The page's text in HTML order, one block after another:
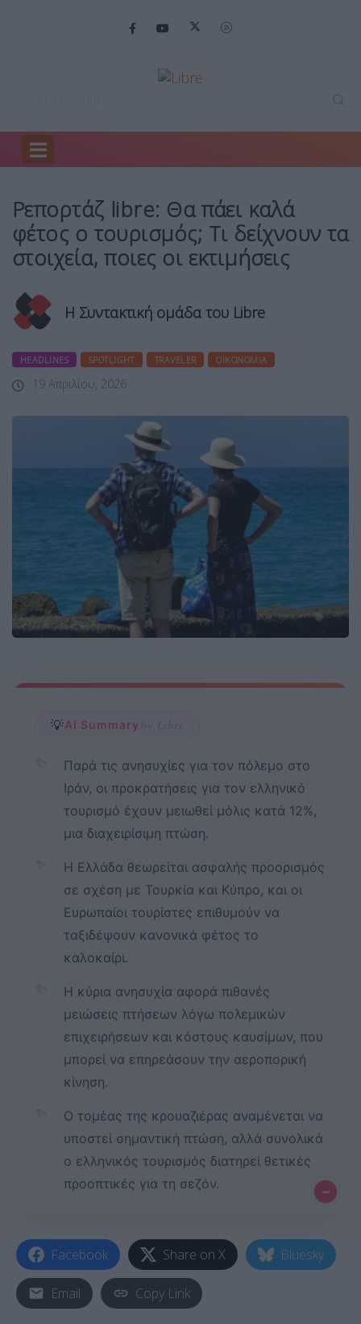
Home
Ρεπορτάζ libre: Θα πάει καλά
φέτος ο τουρισμός; Τι δείχνουν τα
στοιχεία, ποιες οι εκτιμήσεις
Η Συντακτική ομάδα του Libre
HEADLINES SPOTLIGHT TRAVELER ΟΙΚΟΝΟΜΊΑ
19 Απριλίου, 2026
💡AI Summary by Libre
✨
Παρά τις ανησυχίες για τον πόλεμο στο
Ιράν, οι προκρατήσεις για τον ελληνικό
τουρισμό έχουν μειωθεί μόλις κατά 12%,
μια διαχειρίσιμη πτώση.
✨
Η Ελλάδα θεωρείται ασφαλής προορισμός
σε σχέση με Τουρκία και Κύπρο, και οι
Ευρωπαίοι τουρίστες επιθυμούν να
ταξιδέψουν κανονικά φέτος το
καλοκαίρι.
✨
Η κύρια ανησυχία αφορά πιθανές
μειώσεις πτήσεων λόγω πολεμικών
επιχειρήσεων και κόστους καυσίμων, που
μπορεί να επηρεάσουν την αεροπορική
κίνηση.
✨
Ο τομέας της κρουαζιέρας αναμένεται να
υποστεί σημαντική πτώση, αλλά συνολικά
ο ελληνικός τουρισμός διατηρεί θετικές
προοπτικές για τη σεζόν.
–
Facebook Share on X Bluesky
Email Copy Link